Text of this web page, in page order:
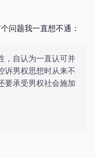
问题我一直想不通：
，自认为一直认可并
诉男权思想时从来不
要承受男权社会施加